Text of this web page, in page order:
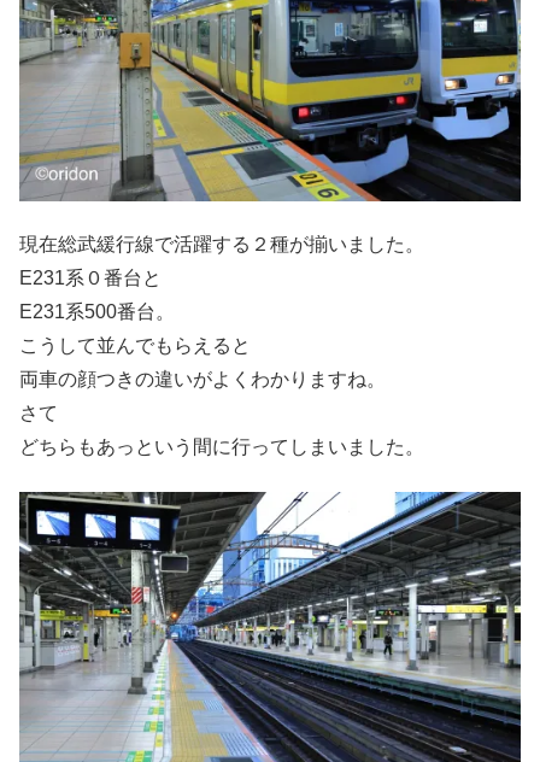
現在総武緩行線で活躍する２種が揃いました。
E231系０番台と
E231系500番台。
こうして並んでもらえると
両車の顔つきの違いがよくわかりますね。
さて
どちらもあっという間に行ってしまいました。